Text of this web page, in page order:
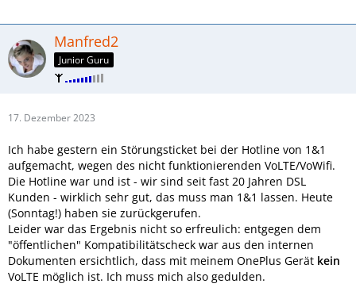
Manfred2
Junior Guru
17. Dezember 2023
Ich habe gestern ein Störungsticket bei der Hotline von 1&1
aufgemacht, wegen des nicht funktionierenden VoLTE/VoWifi.
Die Hotline war und ist - wir sind seit fast 20 Jahren DSL
Kunden - wirklich sehr gut, das muss man 1&1 lassen. Heute
(Sonntag!) haben sie zurückgerufen.
Leider war das Ergebnis nicht so erfreulich: entgegen dem
"öffentlichen" Kompatibilitätscheck war aus den internen
Dokumenten ersichtlich, dass mit meinem OnePlus Gerät kein
VoLTE möglich ist. Ich muss mich also gedulden.